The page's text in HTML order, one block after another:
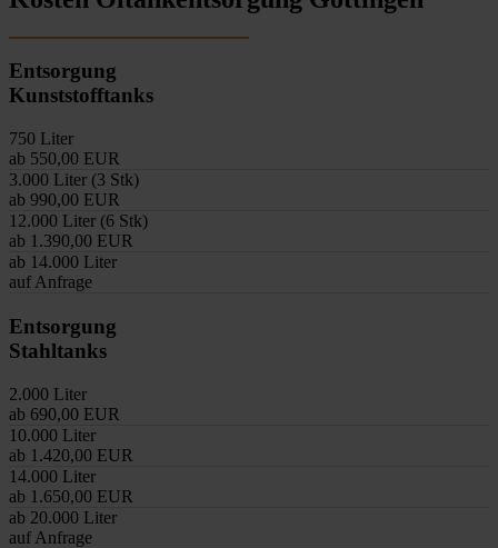
Entsorgung
Kunststofftanks
750 Liter
ab 550,00 EUR
3.000 Liter (3 Stk)
ab 990,00 EUR
12.000 Liter (6 Stk)
ab 1.390,00 EUR
ab 14.000 Liter
auf Anfrage
Entsorgung
Stahltanks
2.000 Liter
ab 690,00 EUR
10.000 Liter
ab 1.420,00 EUR
14.000 Liter
ab 1.650,00 EUR
ab 20.000 Liter
auf Anfrage